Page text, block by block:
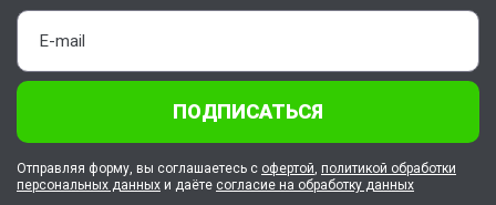
ПОДПИСАТЬСЯ
Отправляя форму, вы соглашаетесь с офертой, политикой обработки
персональных данных и даёте согласие на обработку данных